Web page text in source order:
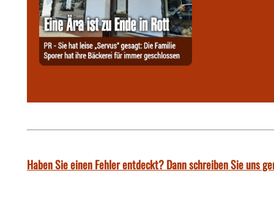
Haben Sie einen Fehler entdeckt? Dann schreiben Sie uns